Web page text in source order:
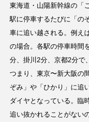
東海道・山陽新幹線の「
駅に停車するたびに「の
車に追い越される。例え
の場合。各駅の停車時間
分、掛川2分、京都2分で
つまり、東京〜新大阪の
ぞみ」や「ひかり」に追
ダイヤとなっている。臨
追い抜かれることがない